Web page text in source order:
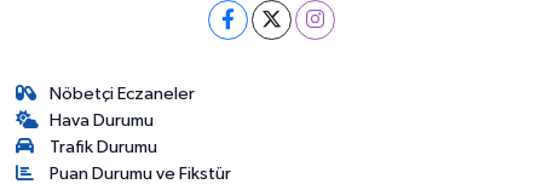
Nöbetçi Eczaneler
Hava Durumu
Trafik Durumu
Puan Durumu ve Fikstür